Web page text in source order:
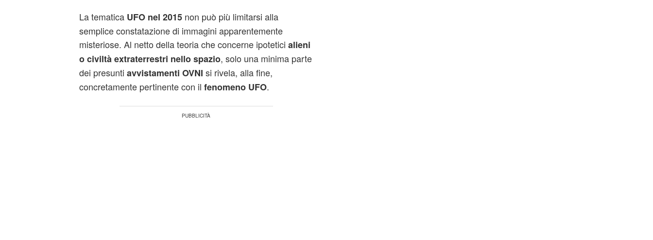
La tematica UFO nel 2015non può più limitarsi alla
semplice constatazione di immagini apparentemente
misteriose. Al netto della teoria che concerne ipotetici alieni
o civiltà extraterrestri nello spazio, solo una minima parte
dei presunti avvistamenti OVNI si rivela, alla fine,
concretamente pertinente con il fenomeno UFO.